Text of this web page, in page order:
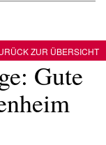
Gute
ZUR ÜBERSICHT